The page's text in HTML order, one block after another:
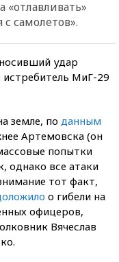
«отлавливать»
самолетов».
удар
МиГ-29
земле, по данным
Артемовска (он
попытки
однако все атаки
тот факт,
о гибели на
офицеров,
Вячеслав